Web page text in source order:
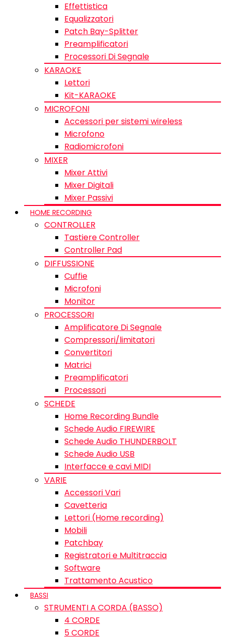
Effettistica
Equalizzatori
Patch Bay-Splitter
Preamplificatori
Processori Di Segnale
KARAOKE
Lettori
Kit-KARAOKE
MICROFONI
Accessori per sistemi wireless
Microfono
Radiomicrofoni
MIXER
Mixer Attivi
Mixer Digitali
Mixer Passivi
HOME RECORDING
CONTROLLER
Tastiere Controller
Controller Pad
DIFFUSSIONE
Cuffie
Microfoni
Monitor
PROCESSORI
Amplificatore Di Segnale
Compressori/limitatori
Convertitori
Matrici
Preamplificatori
Processori
SCHEDE
Home Recording Bundle
Schede Audio FIREWIRE
Schede Audio THUNDERBOLT
Schede Audio USB
Interfacce e cavi MIDI
VARIE
Accessori Vari
Cavetteria
Lettori (Home recording)
Mobili
Patchbay
Registratori e Multitraccia
Software
Trattamento Acustico
BASSI
STRUMENTI A CORDA (BASSO)
4 CORDE
5 CORDE